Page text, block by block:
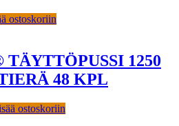
ostoskoriin
1250
48 KPL
ostoskoriin